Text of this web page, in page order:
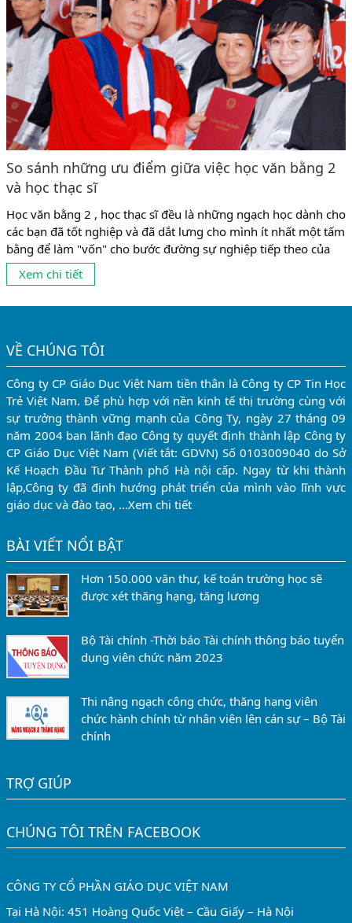
So sánh những ưu điểm giữa việc học văn bằng 2
và học thạc sĩ
Học văn bằng 2 , học thạc sĩ đều là những ngạch học dành cho
các bạn đã tốt nghiệp và đã dắt lưng cho mình ít nhất một tấm
bằng để làm "vốn" cho bước đường sự nghiệp tiếp theo của
mình . 2 ngạch học trên đều có những mặt mạnh và những ưu
điểm riêng biệt ....
Xem chi tiết
VỀ CHÚNG TÔI
Công ty CP Giáo Dục Việt Nam tiền thân là Công ty CP Tin Học
Trẻ Việt Nam. Để phù hợp với nền kinh tế thị trường cùng với
sự trưởng thành vững mạnh của Công Ty, ngày 27 tháng 09
năm 2004 ban lãnh đạo Công ty quyết định thành lập Công ty
CP Giáo Dục Việt Nam (Viết tắt: GDVN) Số 0103009040 do Sở
Kế Hoạch Đầu Tư Thành phố Hà nội cấp. Ngay từ khi thành
lập,Công ty đã định hướng phát triển của mình vào lĩnh vực
giáo dục và đào tạo, …Xem chi tiết
BÀI VIẾT NỔI BẬT
Hơn 150.000 văn thư, kế toán trường học sẽ
được xét thăng hạng, tăng lương
Bộ Tài chính -Thời báo Tài chính thông báo tuyển
dụng viên chức năm 2023
Thi nâng ngạch công chức, thăng hạng viên
chức hành chính từ nhân viên lên cán sự – Bộ Tài
chính
TRỢ GIÚP
CHÚNG TÔI TRÊN FACEBOOK
CÔNG TY CỔ PHẦN GIÁO DỤC VIỆT NAM
Tại Hà Nội: 451 Hoàng Quốc Việt – Cầu Giấy – Hà Nội